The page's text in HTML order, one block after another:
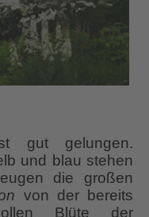
gut gelungen.
und blau stehen
die großen
von der bereits
Blüte der